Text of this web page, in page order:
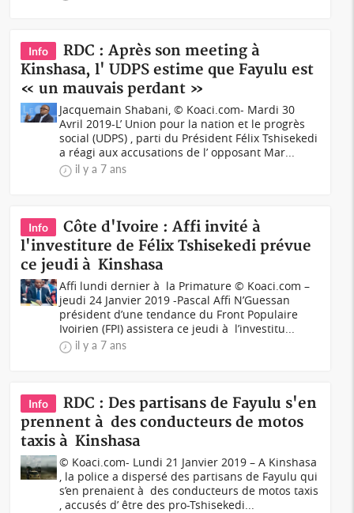
Info
RDC : Après son meeting à
Kinshasa, l' UDPS estime que Fayulu est
« un mauvais perdant »
Jacquemain Shabani, © Koaci.com- Mardi 30
Avril 2019-L’ Union pour la nation et le progrès
social (UDPS) , parti du Président Félix Tshisekedi
a réagi aux accusations de l’ opposant Mar...
il y a 7 ans
Info
Côte d'Ivoire : Affi invité à
l'investiture de Félix Tshisekedi prévue
ce jeudi à Kinshasa
Affi lundi dernier à la Primature © Koaci.com –
jeudi 24 Janvier 2019 -Pascal Affi N’Guessan
président d’une tendance du Front Populaire
Ivoirien (FPI) assistera ce jeudi à l’investitu...
il y a 7 ans
Info
RDC : Des partisans de Fayulu s'en
prennent à des conducteurs de motos
taxis à Kinshasa
© Koaci.com- Lundi 21 Janvier 2019 – A Kinshasa
, la police a dispersé des partisans de Fayulu qui
s’en prenaient à des conducteurs de motos taxis
, accusés d’ être des pro-Tshisekedi...